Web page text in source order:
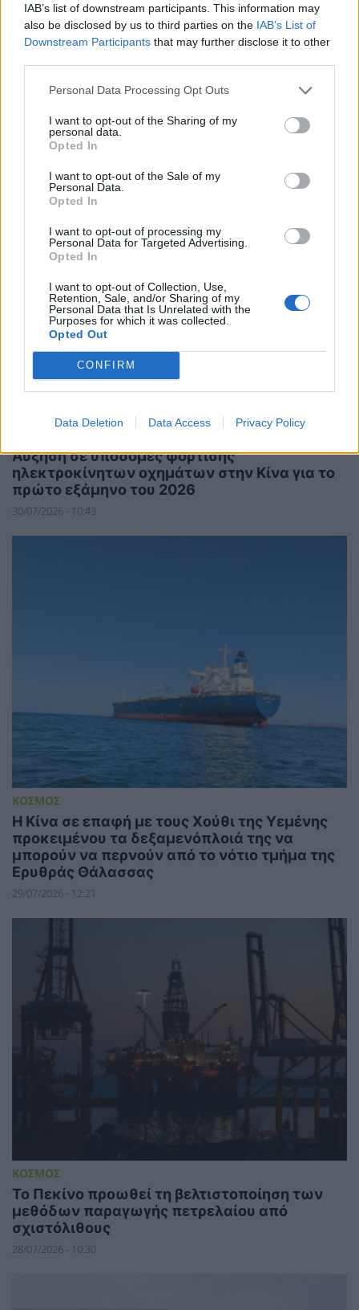
IAB’s list of downstream participants. This information may
also be disclosed by us to third parties on the IAB’s List of
Downstream Participants that may further disclose it to other
Personal Data Processing Opt Outs
I want to opt-out of the Sharing of my
personal data.
Opted In
I want to opt-out of the Sale of my
Personal Data.
Opted In
I want to opt-out of processing my
Personal Data for Targeted Advertising.
Opted In
I want to opt-out of Collection, Use,
Retention, Sale, and/or Sharing of my
Personal Data that Is Unrelated with the
Purposes for which it was collected.
Opted Out
CONFIRM
Data Deletion Data Access Privacy Policy
ΚΟΣΜΟΣ
Κίνα: Ετήσια αύξηση 61% στην εγκατεστημένη
αποθηκευτική ικανότητα από ανανεώσιμες
πηγές στα τέλη Ιουνίου του 2026
03/08/2026 - 10:34
Αύξηση σε υποδομές φόρτισης
ηλεκτροκίνητων οχημάτων στην Κίνα για το
πρώτο εξάμηνο του 2026
30/07/2026 - 10:43
ΚΟΣΜΟΣ
Η Κίνα σε επαφή με τους Χούθι της Υεμένης
προκειμένου τα δεξαμενόπλοιά της να
μπορούν να περνούν από το νότιο τμήμα της
Ερυθράς Θάλασσας
29/07/2026 - 12:21
ΚΟΣΜΟΣ
Το Πεκίνο προωθεί τη βελτιστοποίηση των
μεθόδων παραγωγής πετρελαίου από
σχιστόλιθους
28/07/2026 - 10:30